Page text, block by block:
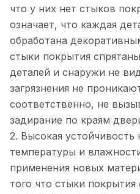
что у них нет стыков
означает, что каждая
обработана
стыки покрытия
деталей и снаружи не
загрязнения не
соответственно, не
задирание по краям
2. Высокая устойчивость
температуры и
применения новых
того что стыки